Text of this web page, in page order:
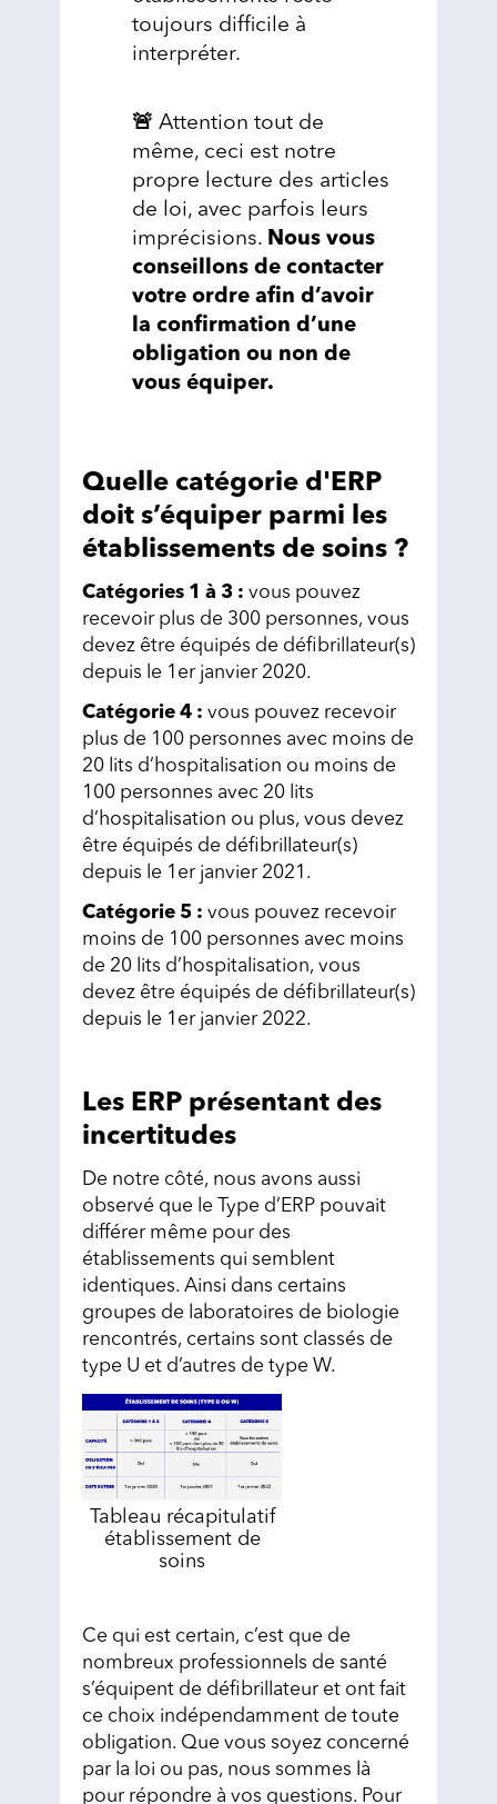
toujours difficile à
interpréter.
🚨 Attention tout de
même, ceci est notre
propre lecture des articles
de loi, avec parfois leurs
imprécisions. Nous vous
conseillons de contacter
votre ordre afin d’avoir
la confirmation d’une
obligation ou non de
vous équiper.
Quelle catégorie d'ERP
doit s’équiper parmi les
établissements de soins ?
Catégories 1 à 3 : vous pouvez
recevoir plus de 300 personnes, vous
devez être équipés de défibrillateur(s)
depuis le 1er janvier 2020.
Catégorie 4 : vous pouvez recevoir
plus de 100 personnes avec moins de
20 lits d’hospitalisation ou moins de
100 personnes avec 20 lits
d’hospitalisation ou plus, vous devez
être équipés de défibrillateur(s)
depuis le 1er janvier 2021.
Catégorie 5 : vous pouvez recevoir
moins de 100 personnes avec moins
de 20 lits d’hospitalisation, vous
devez être équipés de défibrillateur(s)
depuis le 1er janvier 2022.
Les ERP présentant des
incertitudes
De notre côté, nous avons aussi
observé que le Type d’ERP pouvait
différer même pour des
établissements qui semblent
identiques. Ainsi dans certains
groupes de laboratoires de biologie
rencontrés, certains sont classés de
type U et d’autres de type W.
Tableau récapitulatif
établissement de
soins
Ce qui est certain, c’est que de
nombreux professionnels de santé
s’équipent de défibrillateur et ont fait
ce choix indépendamment de toute
obligation. Que vous soyez concerné
par la loi ou pas, nous sommes là
pour répondre à vos questions. Pour